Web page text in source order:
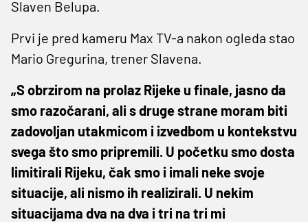
Slaven Belupa.
Prvi je pred kameru Max TV-a nakon ogleda stao
Mario Gregurina, trener Slavena.
„S obrzirom na prolaz Rijeke u finale, jasno da
smo razočarani, ali s druge strane moram biti
zadovoljan utakmicom i izvedbom u kontekstvu
svega što smo pripremili. U početku smo dosta
limitirali Rijeku, čak smo i imali neke svoje
situacije, ali nismo ih realizirali. U nekim
situacijama dva na dva i tri na tri mi